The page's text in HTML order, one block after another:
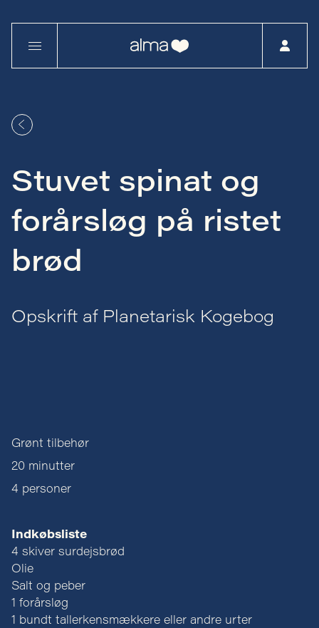
Stuvet spinat og
forårsløg på ristet
brød
Opskrift af Planetarisk Kogebog
Grønt tilbehør
20 minutter
4 personer
Indkøbsliste
4 skiver surdejsbrød
Olie
Salt og peber
1 forårsløg
1 bundt tallerkensmækkere eller andre urter